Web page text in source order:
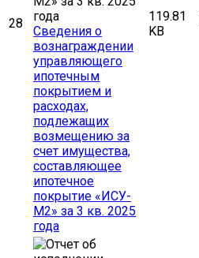
28
Сведения о
вознаграждении
управляющего
ипотечным
покрытием и
расходах,
подлежащих
возмещению за
счет имущества,
составляющее
ипотечное
покрытие «ИСУ-
М2» за 3 кв. 2025
года
119.81
KB